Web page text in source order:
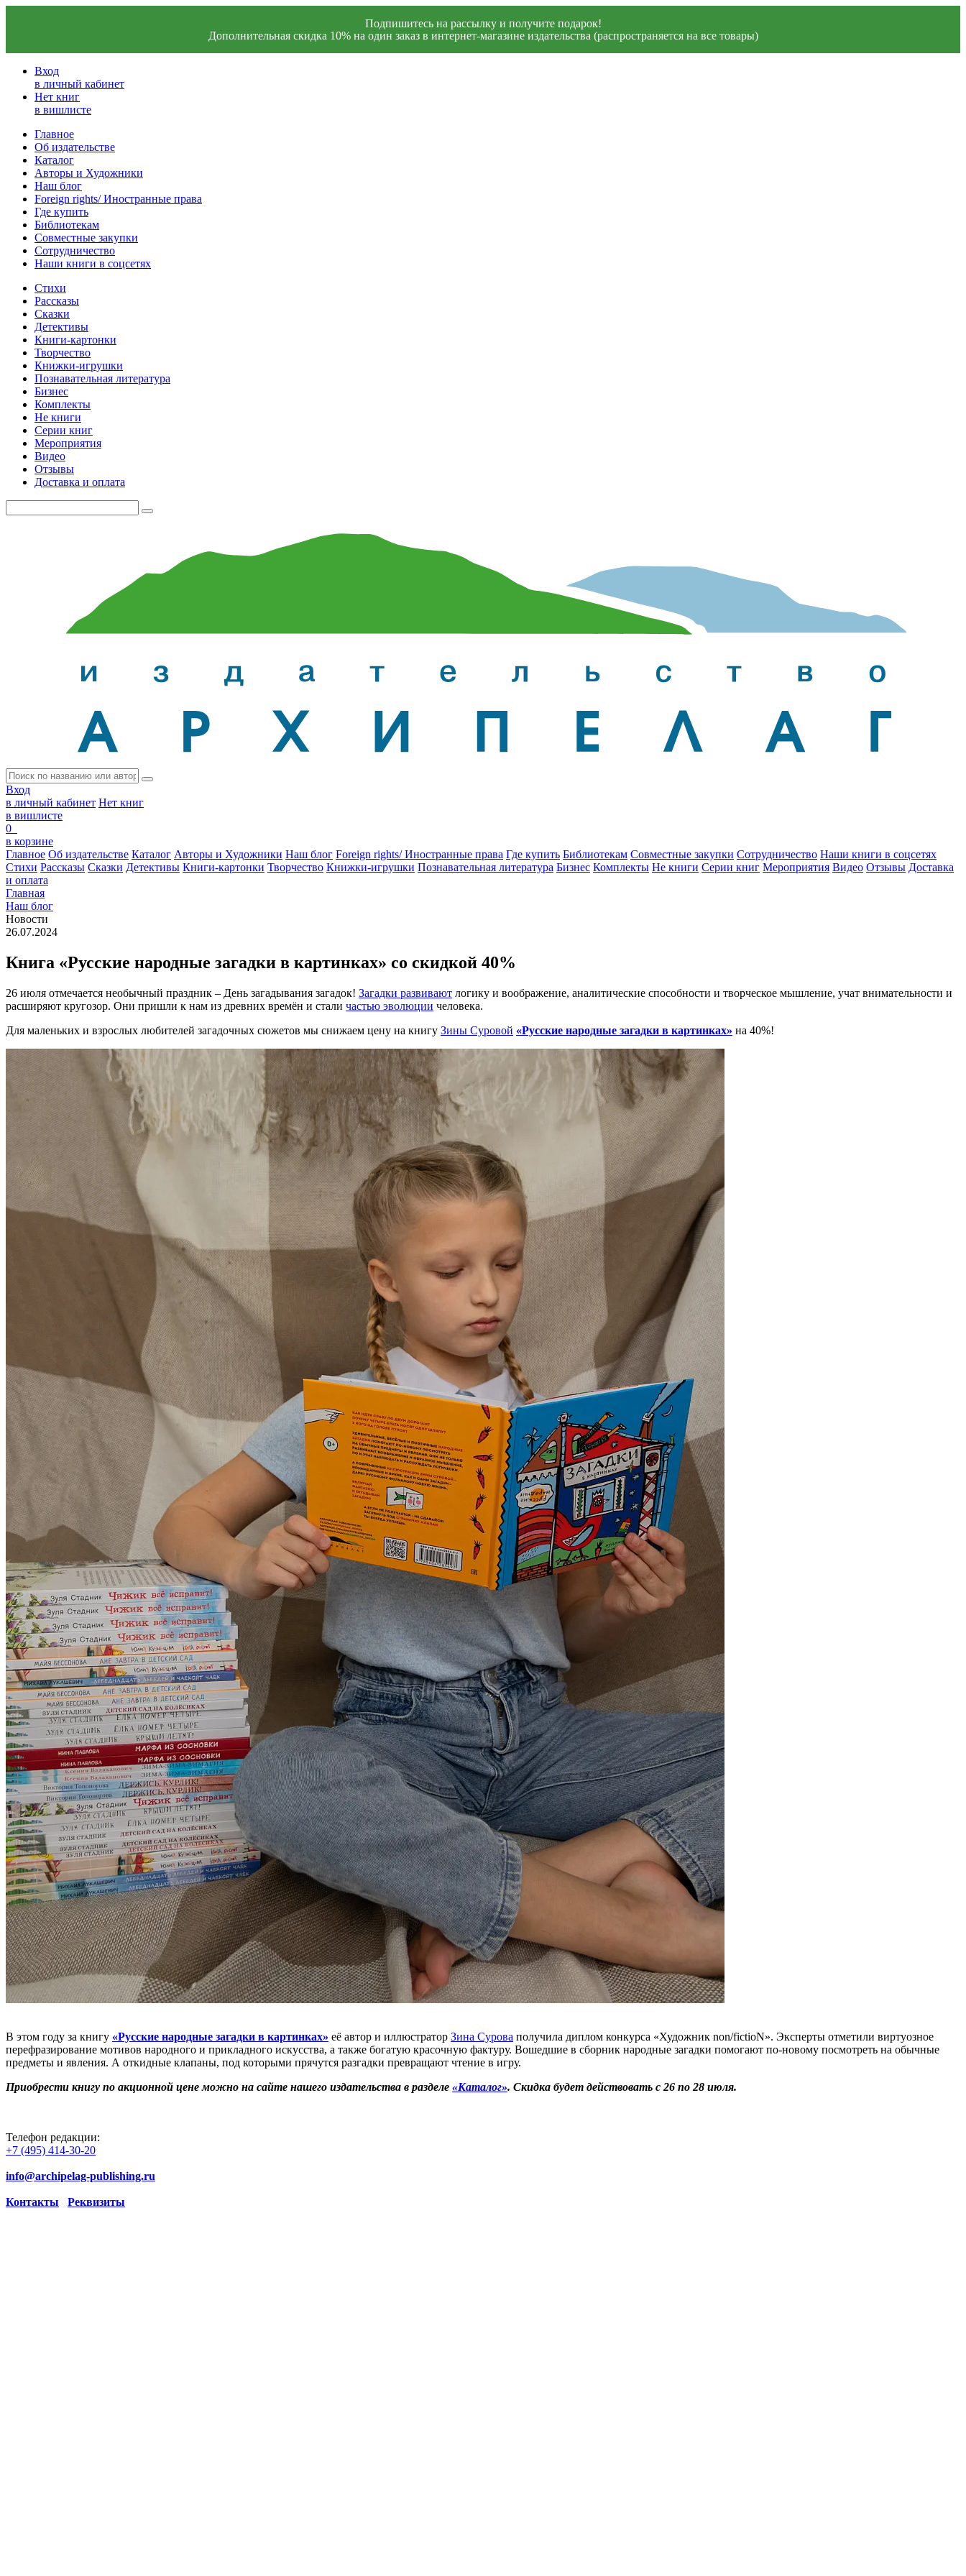
Подпишитесь на рассылку и получите подарок!
Дополнительная скидка 10% на один заказ в интернет-магазине издательства (распространяется на все товары)
Вход
в личный кабинет
Нет книг
в вишлисте
Главное
Об издательстве
Каталог
Авторы и Художники
Наш блог
Foreign rights/ Иностранные права
Где купить
Библиотекам
Совместные закупки
Сотрудничество
Наши книги в соцсетях
Стихи
Рассказы
Сказки
Детективы
Книги-картонки
Творчество
Книжки-игрушки
Познавательная литература
Бизнес
Комплекты
Не книги
Серии книг
Мероприятия
Видео
Отзывы
Доставка и оплата
Вход
в личный кабинет Нет книг
в вишлисте
0
в корзине
Главное Об издательстве Каталог Авторы и Художники Наш блог Foreign rights/ Иностранные права Где купить Библиотекам Совместные закупки Сотрудничество Наши книги в соцсетях
Стихи Рассказы Сказки Детективы Книги-картонки Творчество Книжки-игрушки Познавательная литература Бизнес Комплекты Не книги Серии книг Мероприятия Видео Отзывы Доставка
и оплата
Главная
Наш блог
Новости
26.07.2024
Книга «Русские народные загадки в картинках»‎ со скидкой 40%
26 июля отмечается необычный праздник – День загадывания загадок! Загадки развивают логику и воображение, аналитические способности и творческое мышление, учат внимательности и
расширяют кругозор. Они пришли к нам из древних времён и стали частью эволюции человека.
Для маленьких и взрослых любителей загадочных сюжетов мы снижаем цену на книгу Зины Суровой «Русские народные загадки в картинках» на 40%!
В этом году за книгу «Русские народные загадки в картинках» её автор и иллюстратор Зина Сурова получила диплом конкурса «Художник non/fictioN». Эксперты отметили виртуозное
перефразирование мотивов народного и прикладного искусства, а также богатую красочную фактуру. Вошедшие в сборник народные загадки помогают по-новому посмотреть на обычные
предметы и явления. А откидные клапаны, под которыми прячутся разгадки превращают чтение в игру.
Приобрести книгу по акционной цене можно на сайте нашего издательства в разделе «Каталог». Скидка будет действовать с 26 по 28 июля.
Телефон редакции:
+7 (495) 414-30-20
info@archipelag-publishing.ru
Контакты Реквизиты